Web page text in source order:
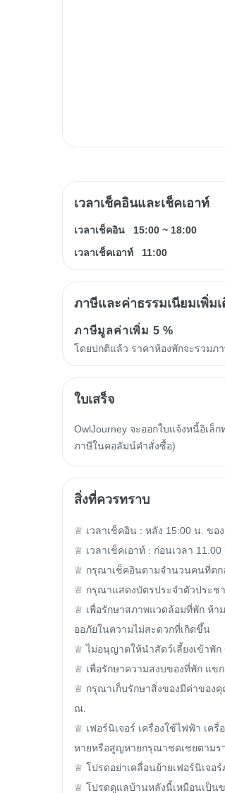
เวลาเช็คอินและเช็คเอาท์
เวลาเช็คอิน 15:00 ~ 18:00
เวลาเช็คเอาท์
11:00
ภาษีและค่าธรรมเนียมเพิ่ม
ภาษีมูลค่าเพิ่ม 5 %
โดยปกติแล้ว ราคาห้องพักจะรวมภ
ใบเสร็จ
OwlJourney จะออกใบแจ้งหนี้อิเล็
ภาษีในคอลัมน์คำสั่งซื้อ)
สิ่งที่ควรทราบ
♕ เวลาเช็คอิน : หลัง 15:00 น. ของ
♕ เวลาเช็คเอาท์ : ก่อนเวลา
♕ กรุณาเช็คอินตามจำนวนคนที่ตก
♕ กรุณาแสดงบัตรประจำตัวประช
♕ เพื่อรักษาสภาพแวดล้อมที่พัก ห้า
ออภัยในความไม่สะดวกที่เกิดขึ้น
♕ ไม่อนุญาตให้นำสัตว์เลี้ยงเข้าพัก
♕ เพื่อรักษาความสงบของที่พัก แข
♕ กรุณาเก็บรักษาสิ่งของมีค่าของ
ณ.
♕ เฟอร์นิเจอร์ เครื่องใช้ไฟฟ้า เค
หายหรือสูญหายกรุณาชดเชยตามร
♕ โปรดอย่าเคลื่อนย้ายเฟอร์นิเจอ
♕ โปรดดูแลบ้านหลังนี้เหมือนเป็นข